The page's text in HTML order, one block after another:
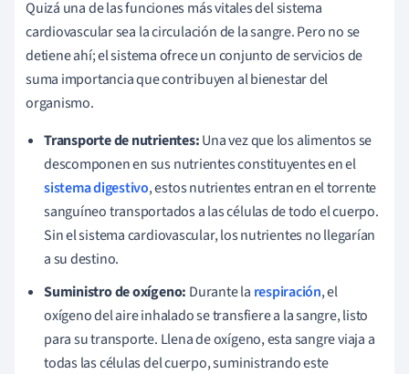
Quizá una de las funciones más vitales del sistema
cardiovascular sea la circulación de la sangre. Pero no se
detiene ahí; el sistema ofrece un conjunto de servicios de
suma importancia que contribuyen al bienestar del
organismo.
Transporte de nutrientes:Una vez que los alimentos se
descomponen en sus nutrientes constituyentes en el
sistema digestivo, estos nutrientes entran en el torrente
sanguíneo transportados a las células de todo el cuerpo.
Sin el sistema cardiovascular, los nutrientes no llegarían
a su destino.
Suministro de oxígeno: Durante la respiración, el
oxígeno del aire inhalado se transfiere a la sangre, listo
para su transporte. Llena de oxígeno, esta sangre viaja a
todas las células del cuerpo, suministrando este